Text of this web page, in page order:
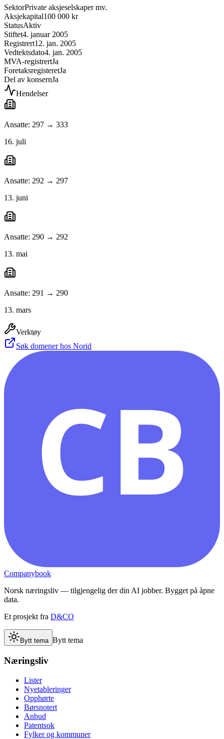
SektorPrivate aksjeselskaper mv.
Aksjekapital100 000 kr
StatusAktiv
Stiftet4. januar 2005
Registrert12. jan. 2005
Vedtektsdato4. jan. 2005
MVA-registrertJa
ForetaksregisteretJa
Del av konsernJa
Hendelser
Ansatte: 297 → 333
16. juli
Ansatte: 292 → 297
13. juni
Ansatte: 290 → 292
13. mai
Ansatte: 291 → 290
13. mars
Verktøy
Søk domener hos Norid
CB
Companybook
Norsk næringsliv — tilgjengelig der din AI jobber. Bygget på åpne
data.
Et prosjekt fra D&CO
Bytt tema Bytt tema
Næringsliv
Lister
Nyetableringer
Opphørte
Børsnotert
Anbud
Patentsok
Fylker og kommuner